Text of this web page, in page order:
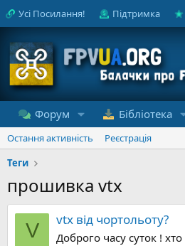
Усі Посилання! Підтримка
Форум Бібліотека
Остання активність
Реєстрація
Теги
прошивка vtx
V vtx від чортольоту?
Доброго часу суток !